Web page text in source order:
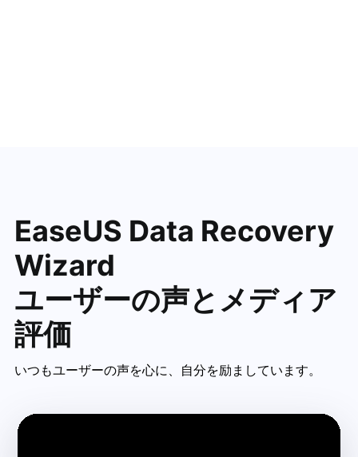
EaseUS Data Recovery
Wizard
ユーザーの声とメディア
評価
いつもユーザーの声を心に、自分を励ましています。